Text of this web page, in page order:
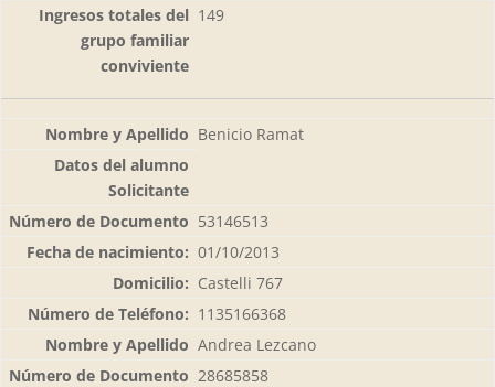
149
Benicio Ramat
53146513
01/10/2013
Castelli 767
1135166368
Andrea Lezcano
28685858